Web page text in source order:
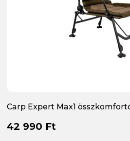
Carp Expert Max1
42 990 Ft